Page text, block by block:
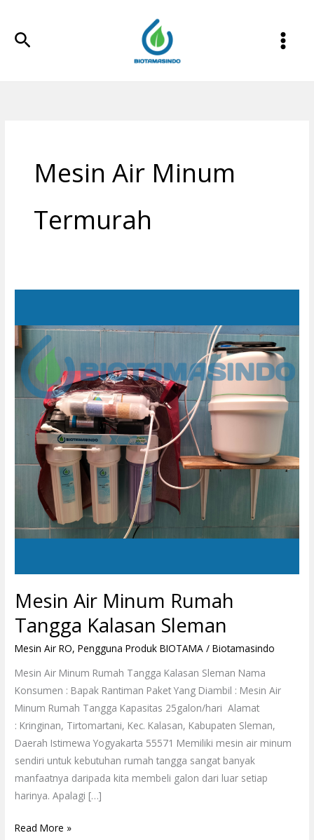
konten
Cari
Mesin Air Minum
Termurah
Mesin Air Minum Rumah
Tangga Kalasan Sleman
Mesin Air RO,Pengguna Produk BIOTAMA /Biotamasindo
Mesin Air Minum Rumah Tangga Kalasan Sleman Nama
Konsumen : Bapak Rantiman Paket Yang Diambil : Mesin Air
Minum Rumah Tangga Kapasitas 25galon/hari Alamat
: Kringinan, Tirtomartani, Kec. Kalasan, Kabupaten Sleman,
Daerah Istimewa Yogyakarta 55571 Memiliki mesin air minum
sendiri untuk kebutuhan rumah tangga sangat banyak
manfaatnya daripada kita membeli galon dari luar setiap
harinya. Apalagi […]
Minum
Rumah
Tangga
Kalasan
Sleman
Read More »